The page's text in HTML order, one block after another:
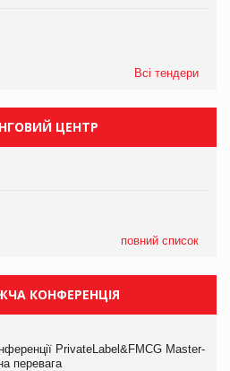
Всі тендери
ЦЕНТР
повний список
КОНФЕРЕНЦІЯ
PrivateLabel&FMCG Master-
перевага